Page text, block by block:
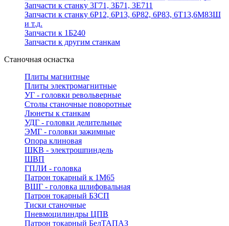
Запчасти к станку 3Г71, 3Б71, 3Е711
Запчасти к станку 6Р12, 6Р13, 6Р82, 6Р83, 6Т13,6М83Ш
и т.д.
Запчасти к 1Б240
Запчасти к другим станкам
Станочная оснастка
Плиты магнитные
Плиты электромагнитные
УГ - головки револьверные
Столы станочные поворотные
Люнеты к станкам
УДГ - головки делительные
ЭМГ - головки зажимные
Опора клиновая
ШКВ - электрошпиндель
ШВП
ГПЛИ - головка
Патрон токарный к 1М65
ВШГ - головка шлифовальная
Патрон токарный БЗСП
Тиски станочные
Пневмоцилиндры ЦПВ
Патрон токарный БелТАПАЗ